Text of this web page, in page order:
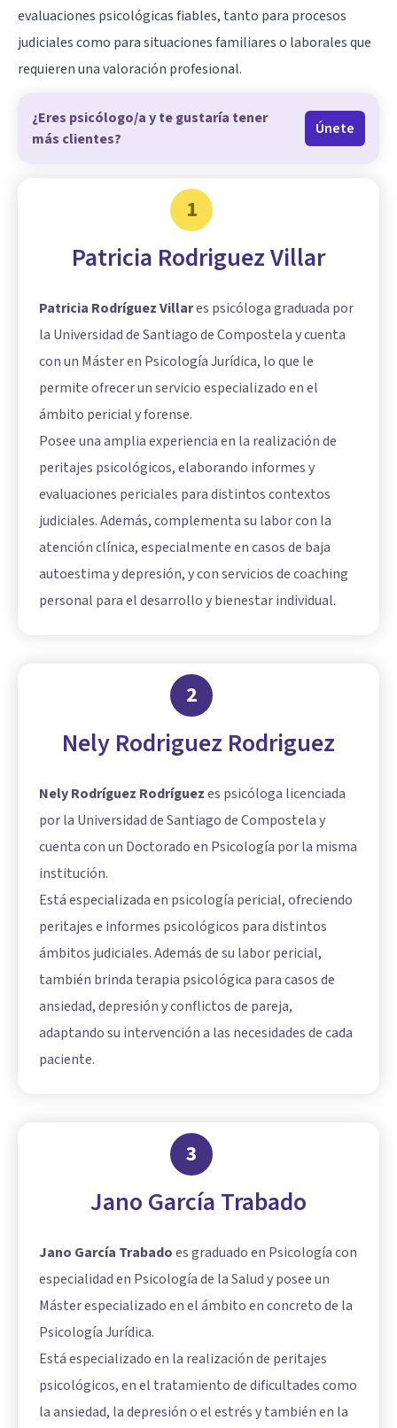
evaluaciones psicológicas fiables, tanto para procesos
judiciales como para situaciones familiares o laborales que
requieren una valoración profesional.
¿Eres psicólogo/a y te gustaría tener
más clientes?
Únete
1
Patricia Rodriguez Villar
Patricia Rodríguez Villares psicóloga graduada por
la Universidad de Santiago de Compostela y cuenta
con un Máster en Psicología Jurídica, lo que le
permite ofrecer un servicio especializado en el
ámbito pericial y forense.
Posee una amplia experiencia en la realización de
peritajes psicológicos, elaborando informes y
evaluaciones periciales para distintos contextos
judiciales. Además, complementa su labor con la
atención clínica, especialmente en casos de baja
autoestima y depresión, y con servicios de coaching
personal para el desarrollo y bienestar individual.
2
Nely Rodriguez Rodriguez
Nely Rodríguez Rodríguezes psicóloga licenciada
por la Universidad de Santiago de Compostela y
cuenta con un Doctorado en Psicología por la misma
institución.
Está especializada en psicología pericial, ofreciendo
peritajes e informes psicológicos para distintos
ámbitos judiciales. Además de su labor pericial,
también brinda terapia psicológica para casos de
ansiedad, depresión y conflictos de pareja,
adaptando su intervención a las necesidades de cada
paciente.
3
Jano García Trabado
Jano García Trabadoes graduado en Psicología con
especialidad en Psicología de la Salud y posee un
Máster especializado en el ámbito en concreto de la
Psicología Jurídica.
Está especializado en la realización de peritajes
psicológicos, en el tratamiento de dificultades como
la ansiedad, la depresión o el estrés y también en la